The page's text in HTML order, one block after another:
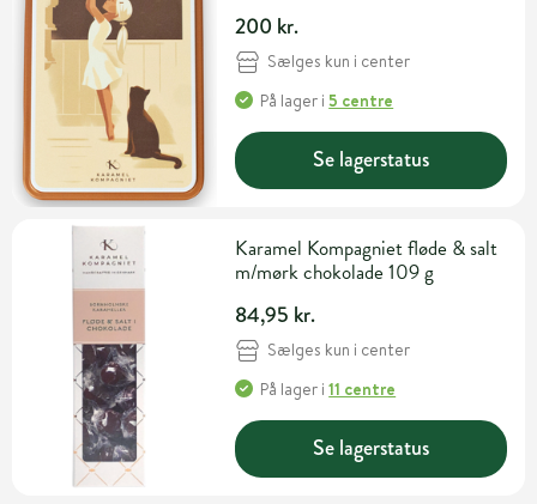
200 kr.
Sælges kun i center
På lager i5 centre
Se lagerstatus
Karamel Kompagniet fløde & salt
m/mørk chokolade 109 g
84,95 kr.
Sælges kun i center
På lager i11 centre
Se lagerstatus